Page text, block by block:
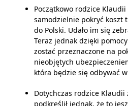
Początkowo rodzice
samodzielnie pokryć koszt
do Polski. Udało im się
Teraz jednak dzięki
zostać przeznaczone na
nieobjętych
która będzie się odbywać w
Dotychczas rodzice Klaudii
podkreślił jednak, że to